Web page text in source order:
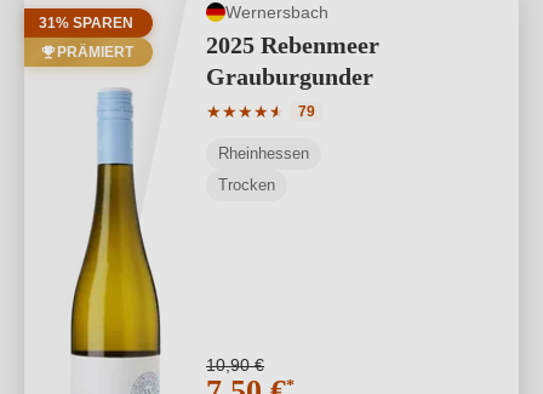
31% SPAREN
PRÄMIERT
Wernersbach
2025 Rebenmeer
Grauburgunder
★★★★★
★
Durchschnittliche Bewertung von 4.77
79
Rheinhessen
Trocken
10,90 €
*